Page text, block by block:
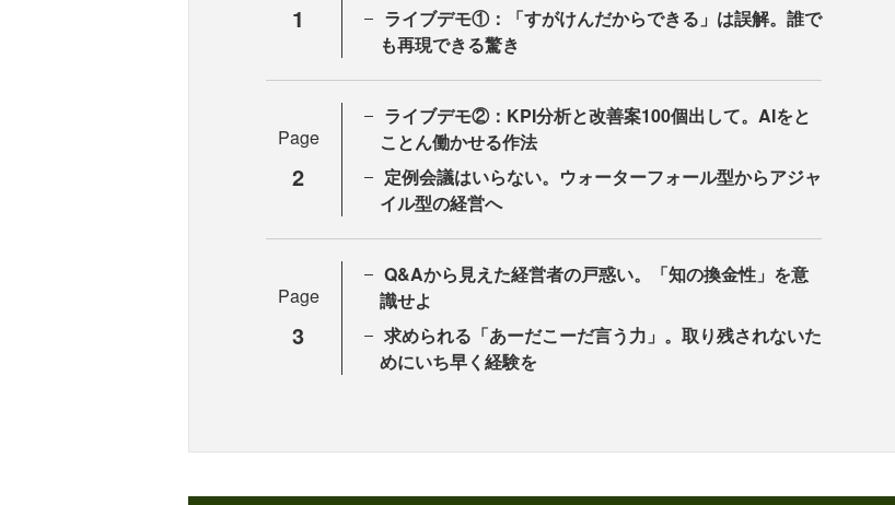
1
ライブデモ①：「すがけんだからできる」は誤解。誰で
も再現できる驚き
Page
2
ライブデモ②：KPI分析と改善案100個出して。AIをと
ことん働かせる作法
定例会議はいらない。ウォーターフォール型からアジャ
イル型の経営へ
Page
3
Q&Aから見えた経営者の戸惑い。「知の換金性」を意
識せよ
求められる「あーだこーだ言う力」。取り残されないた
めにいち早く経験を